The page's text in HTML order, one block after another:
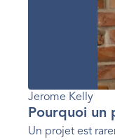
Jerome Kelly
Pourquoi un
Un projet est